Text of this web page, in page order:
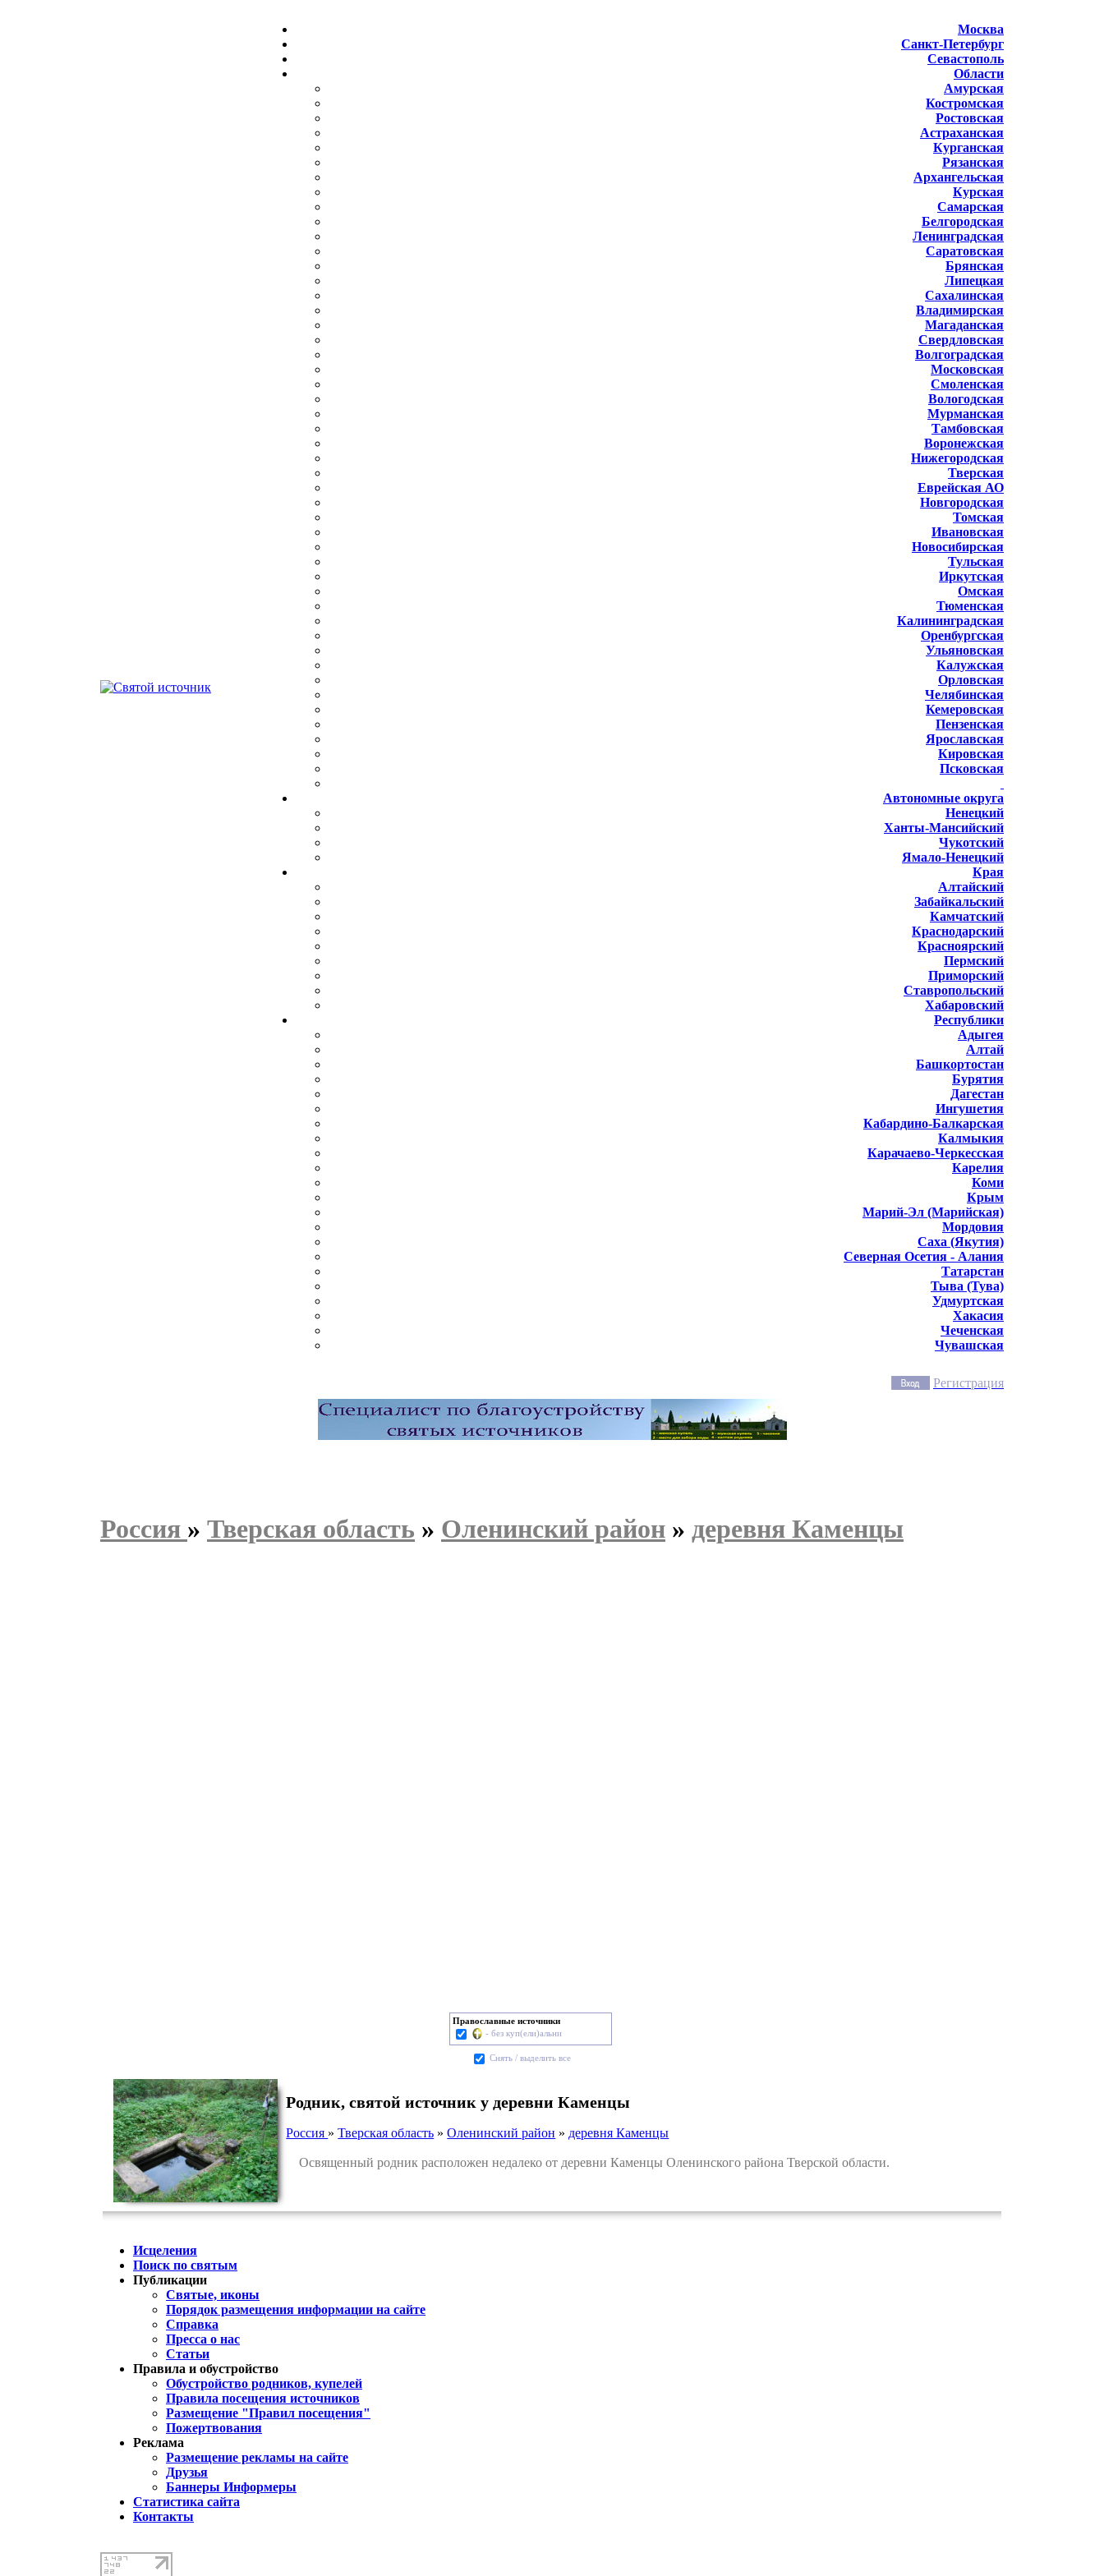
Москва
Санкт-Петербург
Севастополь
Области
Амурская
Костромская
Ростовская
Астраханская
Курганская
Рязанская
Архангельская
Курская
Самарская
Белгородская
Ленинградская
Саратовская
Брянская
Липецкая
Сахалинская
Владимирская
Магаданская
Свердловская
Волгоградская
Московская
Смоленская
Вологодская
Мурманская
Тамбовская
Воронежская
Нижегородская
Тверская
Еврейская АО
Новгородская
Томская
Ивановская
Новосибирская
Тульская
Иркутская
Омская
Тюменская
Калининградская
Оренбургская
Ульяновская
Калужская
Орловская
Челябинская
Кемеровская
Пензенская
Ярославская
Кировская
Псковская
Автономные округа
Ненецкий
Ханты-Мансийский
Чукотский
Ямало-Ненецкий
Края
Алтайский
Забайкальский
Камчатский
Краснодарский
Красноярский
Пермский
Приморский
Ставропольский
Хабаровский
Республики
Адыгея
Алтай
Башкортостан
Бурятия
Дагестан
Ингушетия
Кабардино-Балкарская
Калмыкия
Карачаево-Черкесская
Карелия
Коми
Крым
Марий-Эл (Марийская)
Мордовия
Саха (Якутия)
Северная Осетия - Алания
Татарстан
Тыва (Тува)
Удмуртская
Хакасия
Чеченская
Чувашская
Регистрация
Россия » Тверская область » Оленинский район » деревня Каменцы
Православные источники
- без куп(ели)альни
Cнять / выделить все
Родник, святой источник у деревни Каменцы
Россия »Тверская область »Оленинский район » деревня Каменцы
Освященный родник расположен недалеко от деревни Каменцы Оленинского района Тверской области.
Исцеления
Поиск по святым
Публикации
Святые, иконы
Порядок размещения информации на сайте
Справка
Пресса о нас
Статьи
Правила и обустройство
Обустройство родников, купелей
Правила посещения источников
Размещение "Правил посещения"
Пожертвования
Реклама
Размещение рекламы на сайте
Друзья
Баннеры Информеры
Статистика сайта
Контакты